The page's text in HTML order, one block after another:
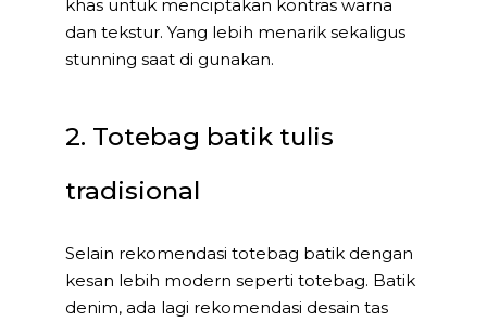
khas untuk menciptakan kontras warna
dan tekstur. Yang lebih menarik sekaligus
stunning saat di gunakan.
2. Totebag batik tulis
tradisional
Selain rekomendasi totebag batik dengan
kesan lebih modern seperti totebag. Batik
denim, ada lagi rekomendasi desain tas